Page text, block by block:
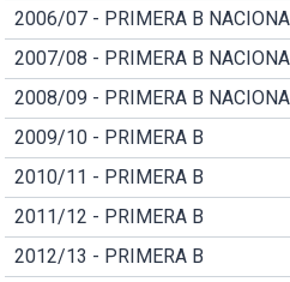
2006/07 - PRIMERA B
2007/08 - PRIMERA B
2008/09 - PRIMERA B
2009/10 - PRIMERA B
2010/11 - PRIMERA B
2011/12 - PRIMERA B
2012/13 - PRIMERA B